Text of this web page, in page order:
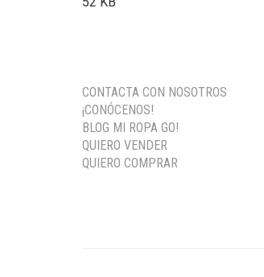
CONTACTA CON NOSOTROS
¡CONÓCENOS!
BLOG MI ROPA GO!
QUIERO VENDER
QUIERO COMPRAR